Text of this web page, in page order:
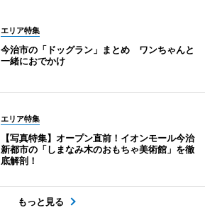
エリア特集
今治市の「ドッグラン」まとめ ワンちゃんと
一緒におでかけ
エリア特集
【写真特集】オープン直前！イオンモール今治
新都市の「しまなみ木のおもちゃ美術館」を徹
底解剖！
もっと見る